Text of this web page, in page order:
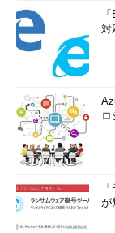
対
が